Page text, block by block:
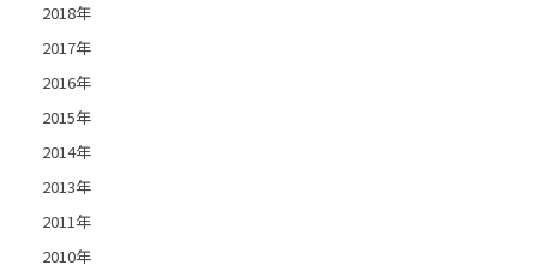
2018年
2017年
2016年
2015年
2014年
2013年
2011年
2010年